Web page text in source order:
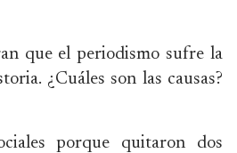
que el periodismo sufre la
¿Cuáles son las causas?
porque quitaron dos